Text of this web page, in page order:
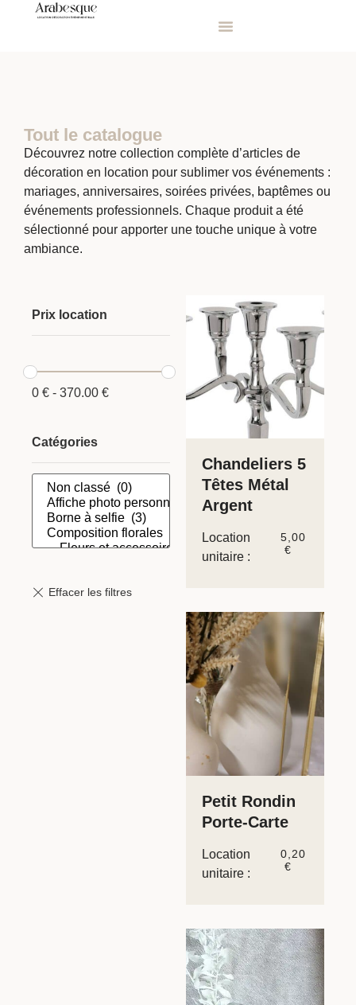
Tout le catalogue
Découvrez notre collection complète d’articles de
décoration en location pour sublimer vos événements :
mariages, anniversaires, soirées privées, baptêmes ou
événements professionnels. Chaque produit a été
sélectionné pour apporter une touche unique à votre
ambiance.
Prix location
0 € - 370.00 €
Catégories
Chandeliers 5
Têtes Métal
Argent
Location
unitaire :
5,00
€
Petit Rondin
Porte-Carte
Location
unitaire :
0,20
€